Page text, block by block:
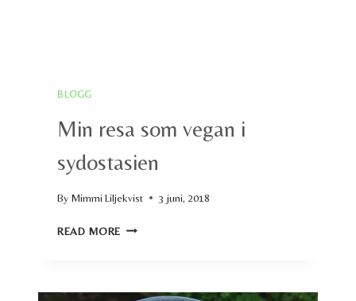
BLOGG
Min resa som vegan i
sydostasien
By Mimmi Liljekvist 3 juni, 2018
READ MORE MIN
I